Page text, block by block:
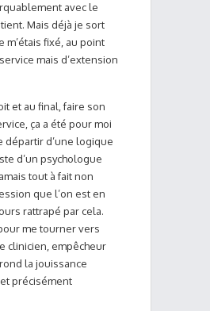
avec le
Mais déjà je sort
m’étais fixé, au point
mais d’extension
et au final, faire son
ça a été pour moi
départir d’une logique
d’un psychologue
tout à fait non
que l’on est en
rattrapé par cela.
me tourner vers
clinicien, empêcheur
la jouissance
précisément